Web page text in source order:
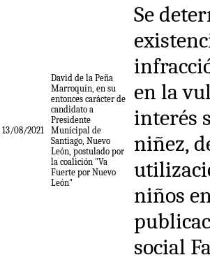
13/08/2021
David de la Peña
Marroquín, en su
entonces carácter de
candidato a
Presidente
Municipal de
Santiago, Nuevo
León, postulado por
la coalición "Va
Fuerte por Nuevo
León"
Se
en la
interés
niñez,
niños
social